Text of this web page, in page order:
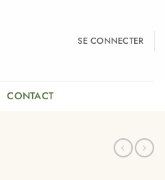
SE CONNECTER
CONTACT